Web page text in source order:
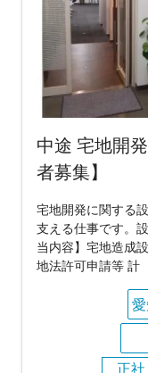
中途 宅地開
者募集】
宅地開発に関する
支える仕事です。
当内容】宅地造成
地法許可申請等 計
正社